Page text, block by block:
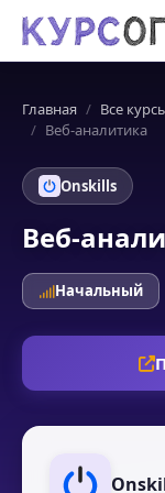
Главная Все
Веб-аналитика
Onskills
Веб-
Начальный